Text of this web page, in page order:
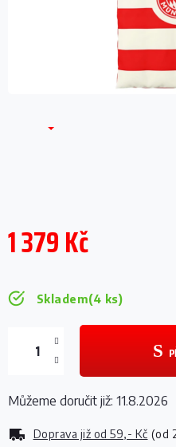
1 379 Kč
Skladem(4 ks)
Doprava již od 59,- Kč (od
Můžeme doručit již: 11.8.2026